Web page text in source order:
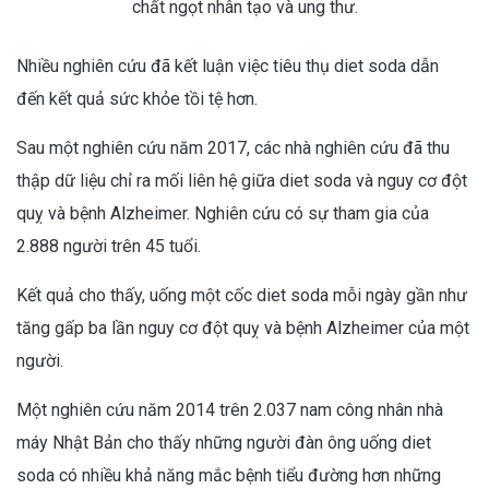
chất ngọt nhân tạo và ung thư.
Nhiều nghiên cứu đã kết luận việc tiêu thụ diet soda dẫn
đến kết quả sức khỏe tồi tệ hơn.
Sau một nghiên cứu năm 2017, các nhà nghiên cứu đã thu
thập dữ liệu chỉ ra mối liên hệ giữa diet soda và nguy cơ đột
quỵ và bệnh Alzheimer. Nghiên cứu có sự tham gia của
2.888 người trên 45 tuổi.
Kết quả cho thấy, uống một cốc diet soda mỗi ngày gần như
tăng gấp ba lần nguy cơ đột quỵ và bệnh Alzheimer của một
người.
Một nghiên cứu năm 2014 trên 2.037 nam công nhân nhà
máy Nhật Bản cho thấy những người đàn ông uống diet
soda có nhiều khả năng mắc bệnh tiểu đường hơn những